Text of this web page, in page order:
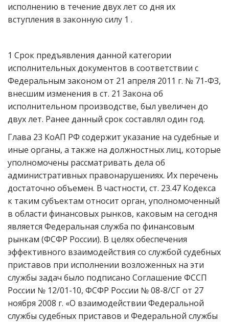
исполнению в течение двух лет со дня их
вступления в законную силу 1 .
1 Срок предъявления данной категории
исполнительных документов в соответствии с
Федеральным законом от 21 апреля 2011 г. № 71-ФЗ,
внесшим изменения в ст. 21 Закона об
исполнительном производстве, был увеличен до
двух лет. Ранее данный срок составлял один год.
Глава 23 КоАП РФ содержит указание на судебные и
иные органы, а также на должностных лиц, которые
уполномочены рассматривать дела об
административных правонарушениях. Их перечень
достаточно объемен. В частности, ст. 23.47 Кодекса
к таким субъектам относит орган, уполномоченный
в области финансовых рынков, каковым на сегодня
является Федеральная служба по финансовым
рынкам (ФСФР России). В целях обеспечения
эффективного взаимодействия со службой судебных
приставов при исполнении возложенных на эти
службы задач было подписано Соглашение ФССП
России № 12/01-10, ФСФР России № 08-8/СГ от 27
ноября 2008 г. «О взаимодействии Федеральной
службы судебных приставов и Федеральной службы